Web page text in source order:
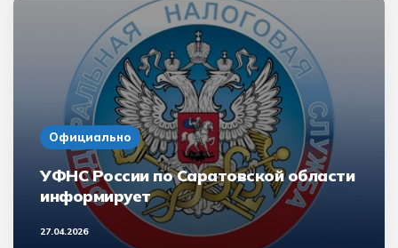
Официально
УФНС России по Саратовской области
информирует
27.04.2026